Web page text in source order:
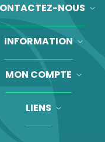
NOUS
INFORMATION
MON COMPTE
LIENS